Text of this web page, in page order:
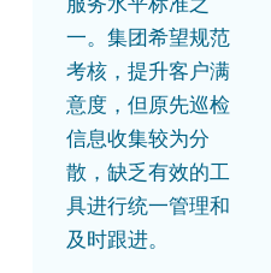
一。集团希望规范
考核，提升客户满
意度，但原先巡检
信息收集较为分
散，缺乏有效的工
具进行统一管理和
及时跟进。